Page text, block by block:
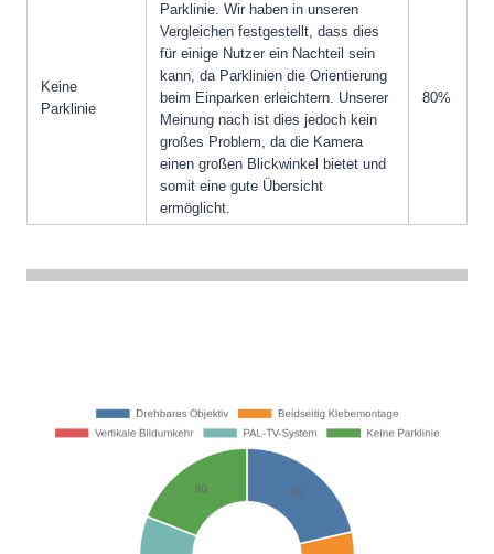
Keine
Parklinie
Parklinie. Wir haben in unseren
Vergleichen festgestellt, dass dies
für einige Nutzer ein Nachteil sein
kann, da Parklinien die Orientierung
beim Einparken erleichtern. Unserer
Meinung nach ist dies jedoch kein
großes Problem, da die Kamera
einen großen Blickwinkel bietet und
somit eine gute Übersicht
ermöglicht.
80%